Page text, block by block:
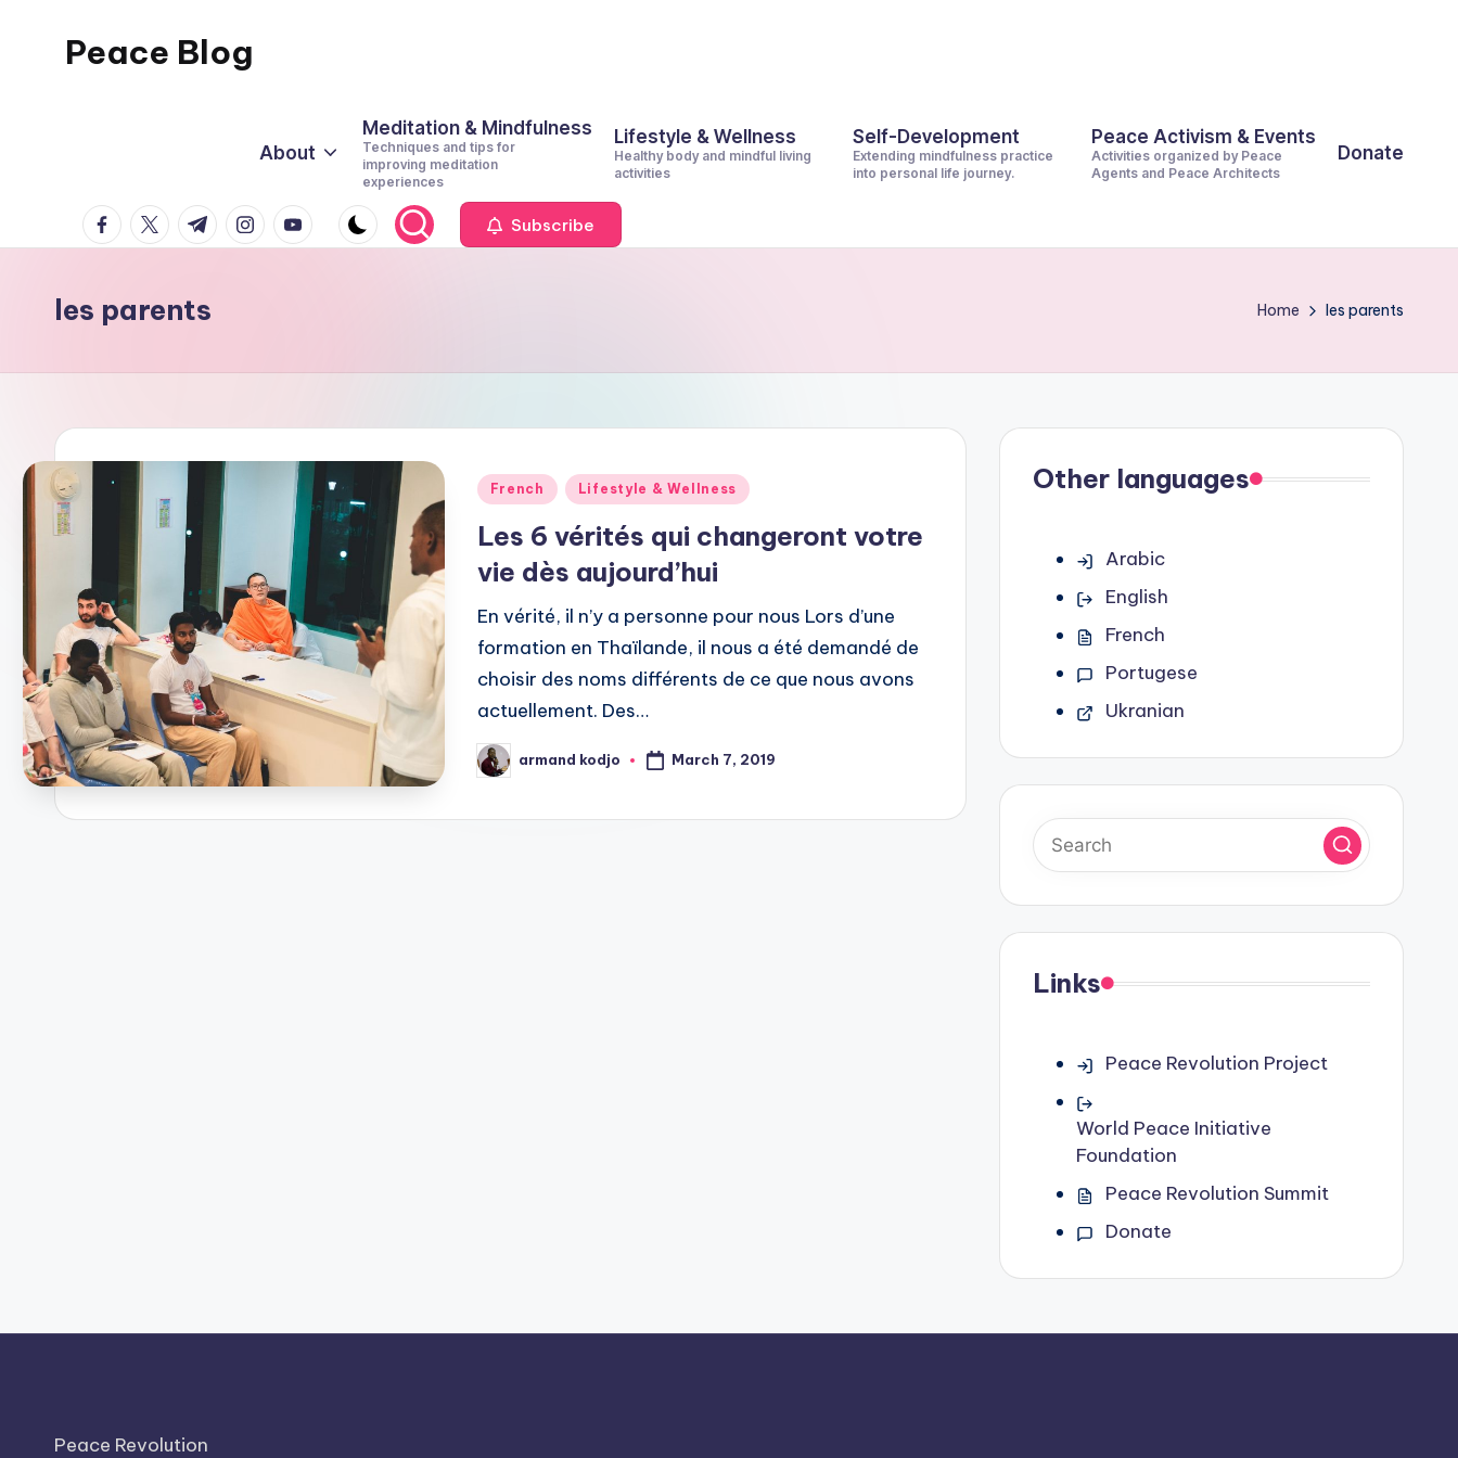
Peace Blog
This
About
Meditation & Mindfulness
Techniques and tips for
improving meditation
experiences
Lifestyle & Wellness
Healthy body and mindful living
activities
Self-Development
Extending mindfulness practice
into personal life journey.
Peace Activism & Events
Activities organized by Peace
Agents and Peace Architects
Donate
facebook.com
twitter.com
t.me instagram.com
youtube.com Subscribe
les parents Home les parents
Posted
French Lifestyle & Wellness
Les 6 vérités qui changeront votre
vie dès aujourd’hui
En vérité, il n’y a personne pour nous Lors d’une
formation en Thaïlande, il nous a été demandé de
choisir des noms différents de ce que nous avons
actuellement. Des…
Posted
by
armand kodjo March 7, 2019
Other languages
Arabic
English
French
Portugese
Ukranian
Links
Peace Revolution Project
World Peace Initiative
Foundation
Peace Revolution Summit
Donate
Peace Revolution